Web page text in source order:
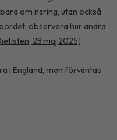
om näring, utan också
observera hur andra
28 maj 2025]
i England, men förväntas